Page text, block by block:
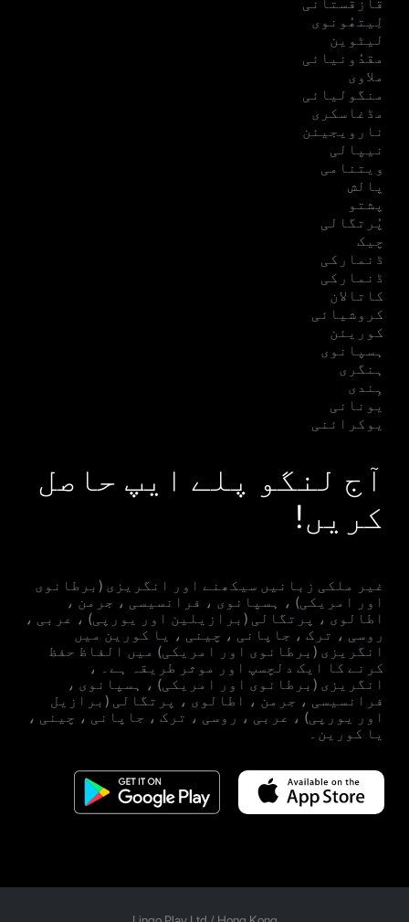
لِیتھُونوی
لیٹوین
مقدُونیائی
ملاوی
منگولیائی
مڈغاسکری
نارویجیئن
نیپالی
ویتنامی
پالش
پشتو
پُرتگالی
چیک
ڈنمارکی
ڈنمارکی
کاتالان
کروشیائی
کوریئن
ہسپانوی
ہنگری
ہِندی
یونانی
یوکرائنی
آج لنگو پلے ایپ حاصل
کریں!
غیر ملکی زبانیں سیکھنے اور انگریزی (برطانوی
اور امریکی) ، ہسپانوی ، فرانسیسی ، جرمن ،
اطالوی ، پرتگالی (برازیلین اور یورپی) ، عربی ،
روسی ، ترک ، جاپانی ، چینی ، یا کورین میں
انگریزی (برطانوی اور امریکی) میں الفاظ حفظ
کرنے کا ایک دلچسپ اور موثر طریقہ ہے۔ ،
انگریزی (برطانوی اور امریکی) ، ہسپانوی ،
فرانسیسی ، جرمن ، اطالوی ، پرتگالی (برازیل
اور یورپی) ، عربی ، روسی ، ترک ، جاپانی ، چینی ،
یا کورین۔